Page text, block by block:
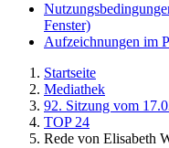
Fenster)
Aufzeichnungen im
Startseite
Mediathek
92. Sitzung vom
TOP 24
Rede von Elisabeth